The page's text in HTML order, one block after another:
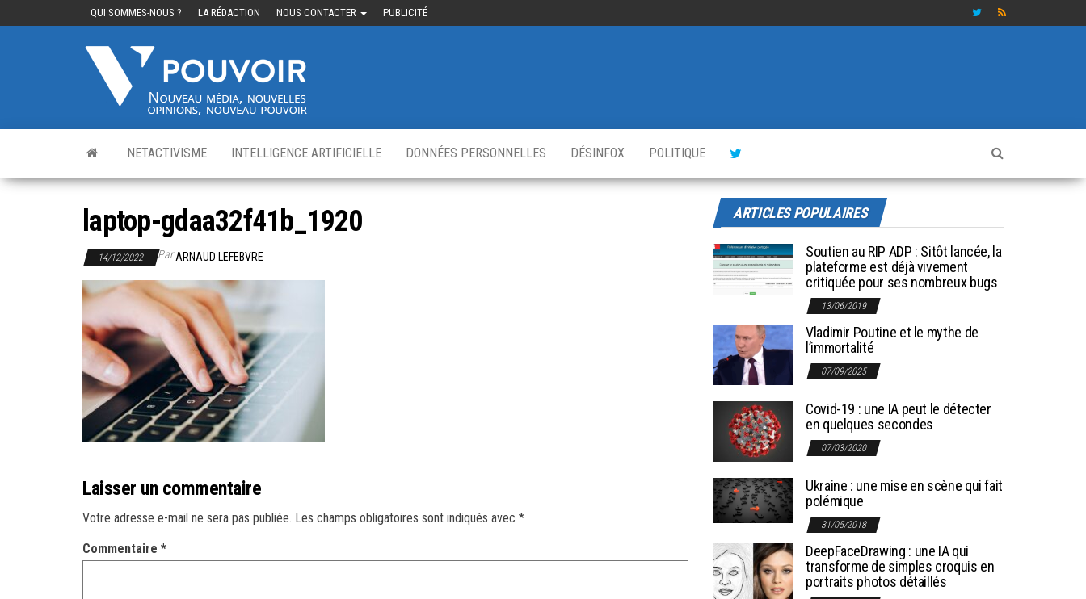
QUI SOMMES-NOUS ? LA RÉDACTION NOUS CONTACTER PUBLICITÉ
nouveau
NETACTIVISME INTELLIGENCE ARTIFICIELLE DONNÉES PERSONNELLES DÉSINFOX POLITIQUE
laptop-gdaa32f41b_1920
14/12/2022 ParARNAUD LEFEBVRE
Laisser un commentaire
Votre adresse e-mail ne sera pas publiée. Les champs obligatoires sont indiqués avec *
Commentaire *
ARTICLES POPULAIRES
Soutien au RIP ADP : Sitôt lancée, la
plateforme est déjà vivement
critiquée pour ses nombreux bugs
13/06/2019
Vladimir Poutine et le mythe de
l’immortalité
07/09/2025
Covid-19 : une IA peut le détecter
en quelques secondes
07/03/2020
Ukraine : une mise en scène qui fait
polémique
31/05/2018
DeepFaceDrawing : une IA qui
transforme de simples croquis en
portraits photos détaillés